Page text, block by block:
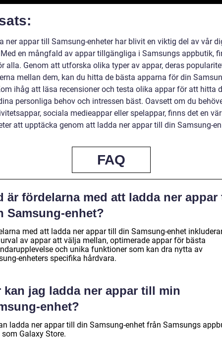
ner appar till Samsung-enheter har blivit en viktig del av vår
en mångfald av appar tillgängliga i Samsungs appbutik,
alla. Genom att utforska olika typer av appar, deras
mellan dem, kan du hitta de bästa apparna för din
ihåg att läsa recensioner och testa olika appar för att hitta
personliga behov och intressen bäst. Oavsett om du
sociala medieappar eller spelappar, finns det en
att upptäcka genom att ladda ner appar till din Samsung-
FAQ
är fördelarna med att ladda ner
Samsung-enhet?
med att ladda ner appar till din Samsung-enhet
av appar att välja mellan, optimerade appar för bästa
och unika funktioner som kan dra nytta av
enheters specifika hårdvara.
kan jag ladda ner appar till min
enhet?
ladda ner appar till din Samsung-enhet från Samsungs
Galaxy Store.